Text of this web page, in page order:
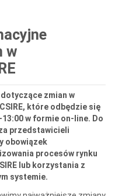
w
zmian w
które odbędzie się
w formie on-line. Do
przedstawicieli
obowiązek
procesów rynku
lub korzystania z
systemie.